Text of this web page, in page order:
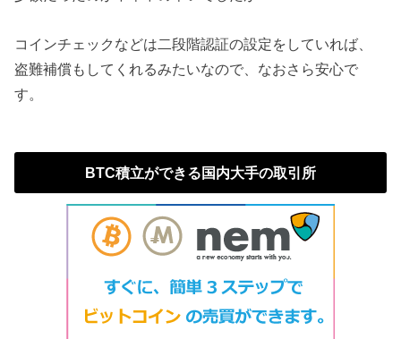
コインチェックなどは二段階認証の設定をしていれば、
盗難補償もしてくれるみたいなので、なおさら安心で
す。
BTC積立ができる国内大手の取引所